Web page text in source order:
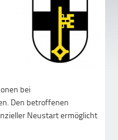
bei
Den betroffenen
Neustart ermöglicht